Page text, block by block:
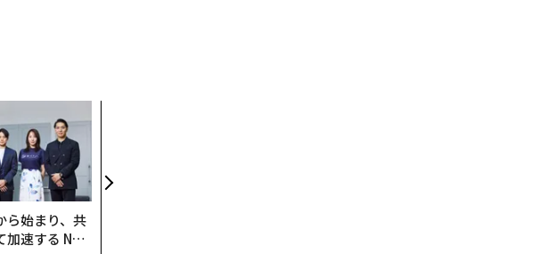
ら始まり、共
速する NOR
支援とは